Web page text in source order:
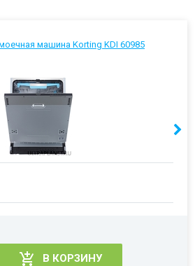
машина Korting KDI 60985
В КОРЗИНУ